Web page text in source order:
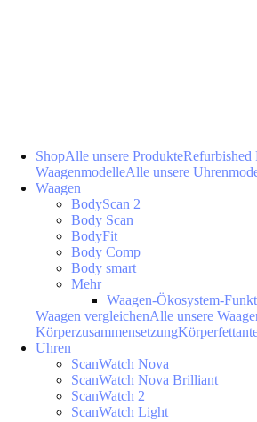
ShopAlle unsere ProdukteRefurbished
WaagenmodelleAlle unsere
Waagen
BodyScan 2
Body Scan
BodyFit
Body Comp
Body smart
Mehr
Waagen-Ökosystem-
Waagen vergleichenAlle unsere
Körperzusammensetzung
Uhren
ScanWatch Nova
ScanWatch Nova Brilliant
ScanWatch 2
ScanWatch Light